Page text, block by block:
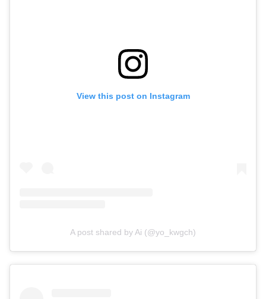
View this post on Instagram
A post shared by Ai (@yo_kwgch)